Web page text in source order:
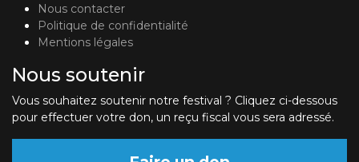
Nous contacter
Politique de confidentialité
Mentions légales
Nous soutenir
Vous souhaitez soutenir notre festival ? Cliquez ci-dessous
pour effectuer votre don, un reçu fiscal vous sera adressé.